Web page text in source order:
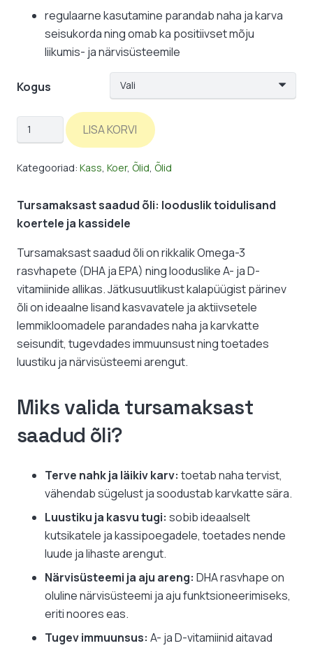
regulaarne kasutamine parandab naha ja karva
seisukorda ning omab ka positiivset mõju
liikumis- ja närvisüsteemile
Kogus
OceanicLine:
tursamaksaõli
kogus
LISA KORVI
Kategooriad: Kass Koer, Õlid Õlid
Tursamaksast saadud õli: looduslik toidulisand
koertele ja kassidele
Tursamaksast saadud õli on rikkalik Omega-3
rasvhapete (DHA ja EPA) ning looduslike A- ja D-
vitamiinide allikas. Jätkusuutlikust kalapüügist pärinev
õli on ideaalne lisand kasvavatele ja aktiivsetele
lemmikloomadele parandades naha ja karvkatte
seisundit, tugevdades immuunsust ning toetades
luustiku ja närvisüsteemi arengut.
Miks valida tursamaksast
saadud õli?
Terve nahk ja läikiv karv: toetab naha tervist,
vähendab sügelust ja soodustab karvkatte sära.
Luustiku ja kasvu tugi: sobib ideaalselt
kutsikatele ja kassipoegadele, toetades nende
luude ja lihaste arengut.
Närvisüsteemi ja aju areng: DHA rasvhape on
oluline närvisüsteemi ja aju funktsioneerimiseks,
eriti noores eas.
Tugev immuunsus: A- ja D-vitamiinid aitavad